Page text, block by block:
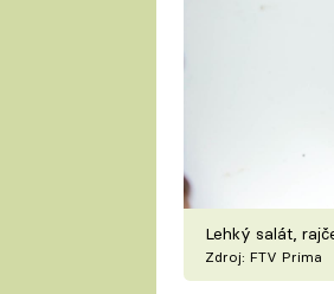
Lehký salát,
Zdroj: FTV Prima